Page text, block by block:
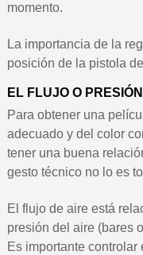
momento.
La importancia de la
posición de la pistola
EL FLUJO O
Para obtener una
adecuado y del color
tener una buena
gesto técnico no lo es
El flujo de aire está
presión del aire (bares
Es importante controlar